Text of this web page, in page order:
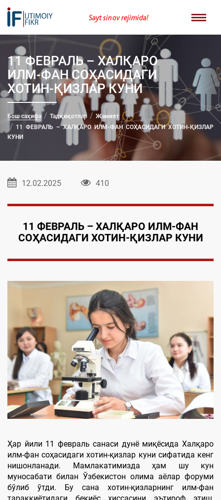
Sayt sinov rejimida!
11 ФЕВРАЛЬ – ХАЛҚАРО
ИЛМ-ФАН СОҲАСИДАГИ
ХОТИН-ҚИЗЛАР КУНИ
Бош саҳифа Тадқиқотлар
Жамият
11 ФЕВРАЛЬ – ХАЛҚАРО ИЛМ-ФАН СОҲАСИДАГИ ХОТИН-ҚИЗЛАР
КУНИ
12.02.2025 410
11 ФЕВРАЛЬ – ХАЛҚАРО ИЛМ-ФАН
СОҲАСИДАГИ ХОТИН-ҚИЗЛАР КУНИ
Ҳар йили 11 февраль санаси дунё миқёсида Халқаро
илм-фан соҳасидаги хотин-қизлар куни сифатида кенг
нишонланади. Мамлакатимизда ҳам шу кун
муносабати билан Ўзбекистон олима аёлар форуми
бўлиб ўтди. Бу сана хотин-қизларнинг илм-фан
тараққиётидаги беқиёс ҳиссасини эътироф этиш,